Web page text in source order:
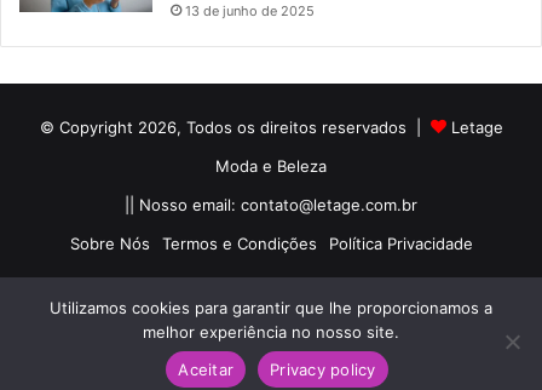
13 de junho de 2025
© Copyright 2026, Todos os direitos reservados |
Letage
Moda e Beleza
|| Nosso email: contato@letage.com.br
Sobre Nós
Termos e Condições Política Privacidade
FacebookPinterestInstagram
Utilizamos cookies para garantir que lhe proporcionamos a
melhor experiência no nosso site.
Aceitar
Privacy policy